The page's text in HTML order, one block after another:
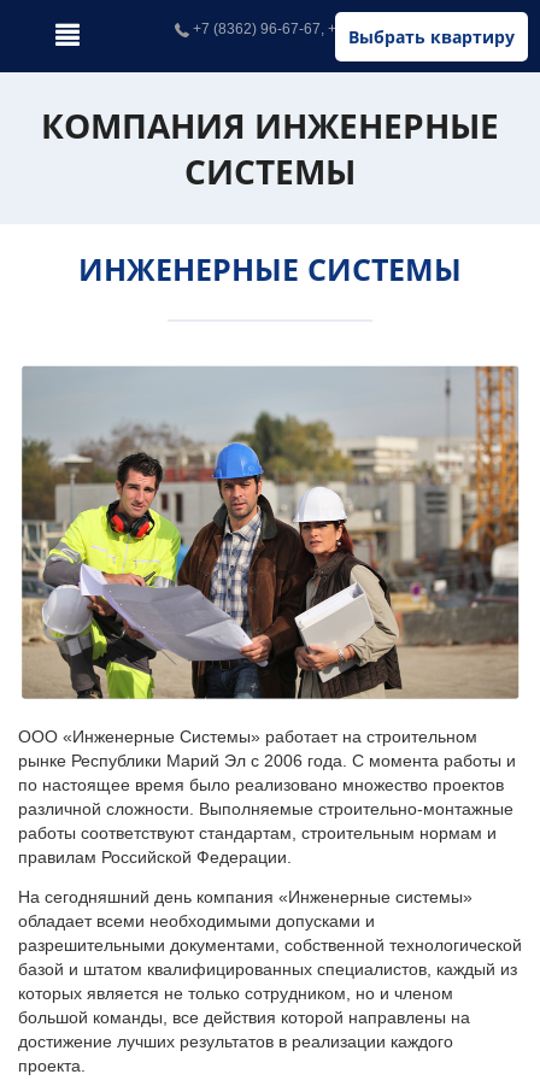
Выбрать квартиру
+7 (8362) 96-67-67, +7 (902) 326-67-67
КОМПАНИЯ ИНЖЕНЕРНЫЕ
СИСТЕМЫ
ИНЖЕНЕРНЫЕ СИСТЕМЫ
ООО «Инженерные Системы» работает на строительном
рынке Республики Марий Эл с 2006 года. С момента работы и
по настоящее время было реализовано множество проектов
различной сложности. Выполняемые строительно-монтажные
работы соответствуют стандартам, строительным нормам и
правилам Российской Федерации.
На сегодняшний день компания «Инженерные системы»
обладает всеми необходимыми допусками и
разрешительными документами, собственной технологической
базой и штатом квалифицированных специалистов, каждый из
которых является не только сотрудником, но и членом
большой команды, все действия которой направлены на
достижение лучших результатов в реализации каждого
проекта.